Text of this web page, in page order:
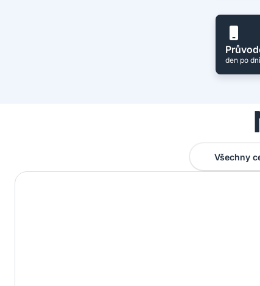
den po dni
Všechny